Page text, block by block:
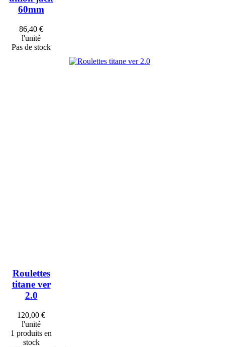
60mm
86,40 €
l'unité
Pas de stock
Roulettes
titane ver
2.0
120,00 €
l'unité
1 produits en
stock